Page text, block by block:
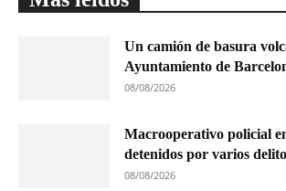
Un camión de basura
Ayuntamiento de
08/08/2026
Macrooperativo policial
detenidos por varios
08/08/2026